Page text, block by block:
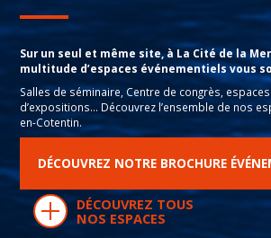
Sur un seul et même site, à La Cité de la
multitude d’espaces événementiels vous
Salles de séminaire, Centre de congrès,
d’expositions… Découvrez l’ensemble de nos
en-Cotentin.
DÉCOUVREZ NOTRE BROCHURE
DÉCOUVREZ TOUS
NOS ESPACES